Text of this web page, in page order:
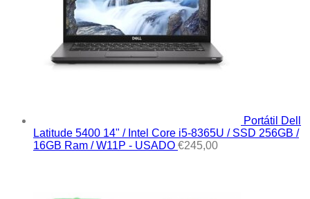
Portátil Dell
Latitude 5400 14" / Intel Core i5-8365U / SSD 256GB /
16GB Ram / W11P - USADO €245,00